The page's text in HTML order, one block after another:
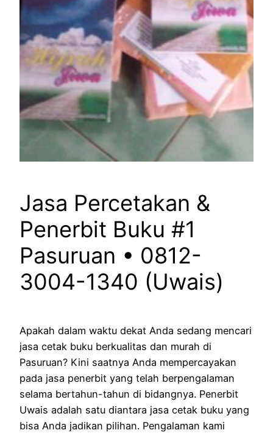
Jasa Percetakan &
Penerbit Buku #1
Pasuruan • 0812-
3004-1340 (Uwais)
Apakah dalam waktu dekat Anda sedang mencari
jasa cetak buku berkualitas dan murah di
Pasuruan? Kini saatnya Anda mempercayakan
pada jasa penerbit yang telah berpengalaman
selama bertahun-tahun di bidangnya. Penerbit
Uwais adalah satu diantara jasa cetak buku yang
bisa Anda jadikan pilihan. Pengalaman kami